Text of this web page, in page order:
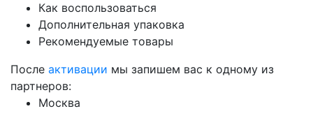
Как воспользоваться
Дополнительная упаковка
Рекомендуемые товары
После активации мы запишем вас к одному из
партнеров:
Москва